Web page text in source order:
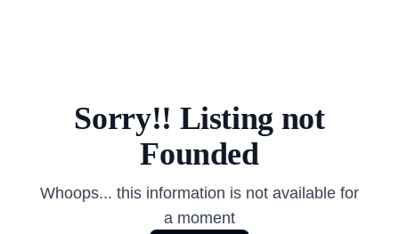
Sorry!! Listing not
Founded
Whoops... this information is not available for
a moment